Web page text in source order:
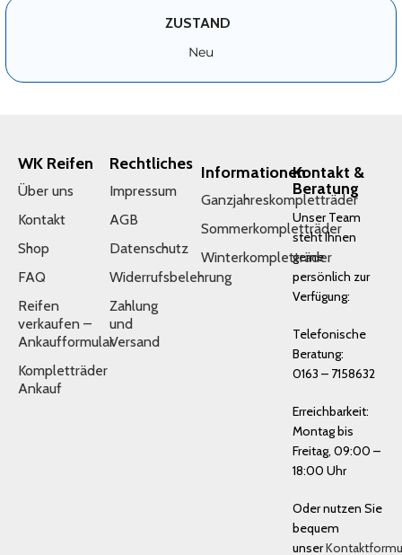
ZUSTAND
Neu
WK Reifen
Über uns
Kontakt
Shop
FAQ
Reifen
verkaufen –
Ankaufformular
Kompletträder
Ankauf
Rechtliches
Impressum
AGB
Datenschutz
Widerrufsbelehrung
Zahlung
und
Versand
Informationen
Ganzjahreskompletträder
Sommerkompletträder
Winterkompletträder
Kontakt &
Beratung
Unser Team
steht Ihnen
gerne
persönlich zur
Verfügung:
Telefonische
Beratung:
0163 – 7158632
Erreichbarkeit:
Montag bis
Freitag, 09:00 –
18:00 Uhr
Oder nutzen Sie
bequem
unser